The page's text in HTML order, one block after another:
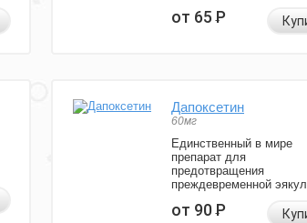
от 65Р
Дапоксетин
60мг
Единственный в мире
препарат для
предотвращения
преждевременной
от 90Р